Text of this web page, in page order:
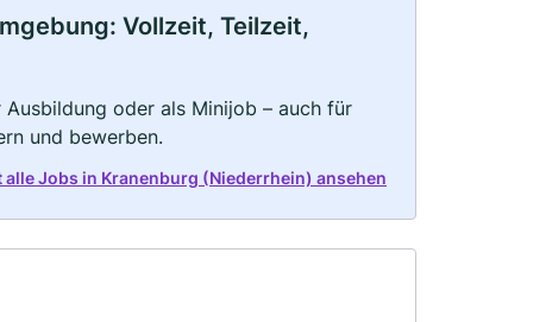
Vollzeit, Teilzeit,
oder als Minijob – auch für
und bewerben.
alle Jobs in Kranenburg (Niederrhein) ansehen